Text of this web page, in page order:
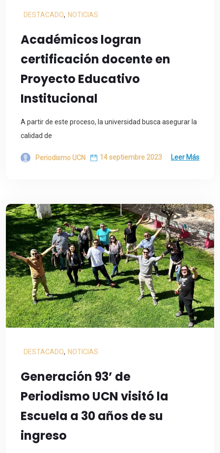
DESTACADO, NOTICIAS
Académicos logran
certificación docente en
Proyecto Educativo
Institucional
A partir de este proceso, la universidad busca asegurar la
calidad de
Periodismo UCN 14 septiembre 2023 Leer Más
DESTACADO, NOTICIAS
Generación 93’ de
Periodismo UCN visitó la
Escuela a 30 años de su
ingreso